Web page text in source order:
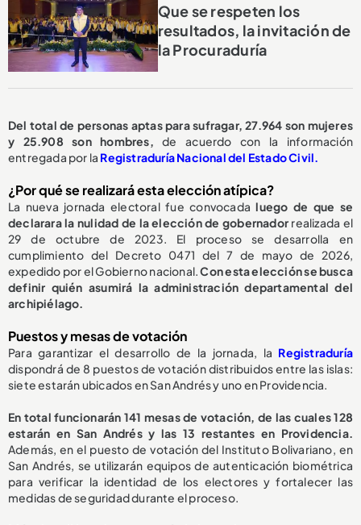
Que se respeten los
resultados, la invitación de
la Procuraduría
Del total de personas aptas para sufragar, 27.964 son mujeres
y 25.908 son hombres, de acuerdo con la información
entregada por la Registraduría Nacional del Estado Civil.
¿Por qué se realizará esta elección atípica?
La nueva jornada electoral fue convocadaluego de que se
declarara la nulidad de la elección de gobernador realizada el
29 de octubre de 2023. El proceso se desarrolla en
cumplimiento del Decreto 0471 del 7 de mayo de 2026,
expedido por el Gobierno nacional.Con esta elección se busca
definir quién asumirá la administración departamental del
archipiélago.
Puestos y mesas de votación
Para garantizar el desarrollo de la jornada, la Registraduría
dispondrá de 8 puestos de votación distribuidos entre las islas:
siete estarán ubicados en San Andrés y uno en Providencia.
En total funcionarán 141 mesas de votación, de las cuales 128
estarán en San Andrés y las 13 restantes en Providencia.
Además, en el puesto de votación del Instituto Bolivariano, en
San Andrés, se utilizarán equipos de autenticación biométrica
para verificar la identidad de los electores y fortalecer las
medidas de seguridad durante el proceso.